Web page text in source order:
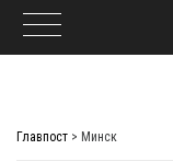
Главпост > Минск